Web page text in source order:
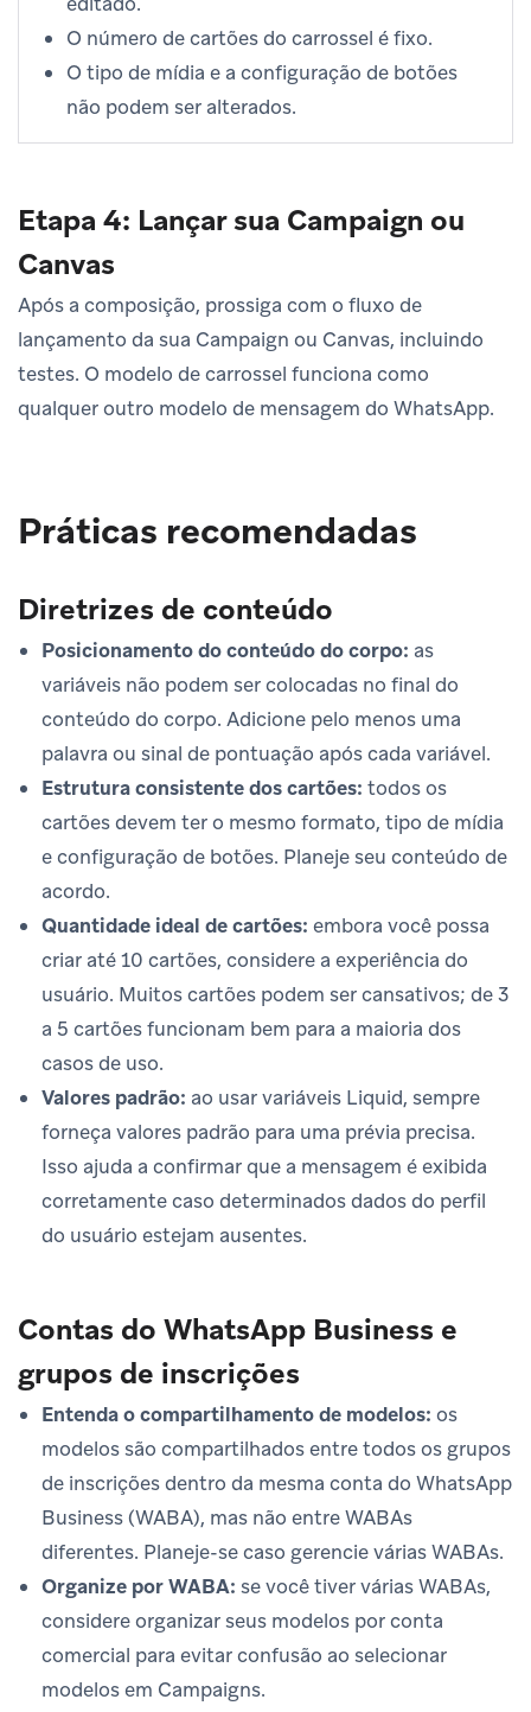
O número de cartões do carrossel é fixo.
O tipo de mídia e a configuração de botões
não podem ser alterados.
Etapa 4: Lançar sua Campaign ou
Canvas
Após a composição, prossiga com o fluxo de
lançamento da sua Campaign ou Canvas, incluindo
testes. O modelo de carrossel funciona como
qualquer outro modelo de mensagem do WhatsApp.
Práticas recomendadas
Diretrizes de conteúdo
Posicionamento do conteúdo do corpo: as
variáveis não podem ser colocadas no final do
conteúdo do corpo. Adicione pelo menos uma
palavra ou sinal de pontuação após cada variável.
Estrutura consistente dos cartões: todos os
cartões devem ter o mesmo formato, tipo de mídia
e configuração de botões. Planeje seu conteúdo de
acordo.
Quantidade ideal de cartões: embora você possa
criar até 10 cartões, considere a experiência do
usuário. Muitos cartões podem ser cansativos; de 3
a 5 cartões funcionam bem para a maioria dos
casos de uso.
Valores padrão: ao usar variáveis Liquid, sempre
forneça valores padrão para uma prévia precisa.
Isso ajuda a confirmar que a mensagem é exibida
corretamente caso determinados dados do perfil
do usuário estejam ausentes.
Contas do WhatsApp Business e
grupos de inscrições
Entenda o compartilhamento de modelos: os
modelos são compartilhados entre todos os grupos
de inscrições dentro da mesma conta do WhatsApp
Business (WABA), mas não entre WABAs
diferentes. Planeje-se caso gerencie várias WABAs.
Organize por WABA: se você tiver várias WABAs,
considere organizar seus modelos por conta
comercial para evitar confusão ao selecionar
modelos em Campaigns.